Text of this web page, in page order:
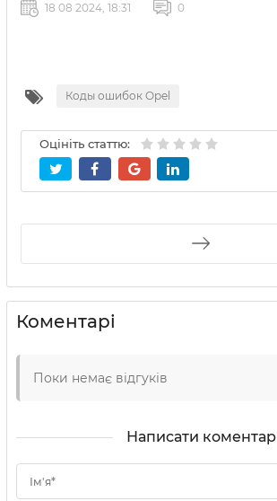
18 08 2024, 18:31 0
Коды ошибок Opel
Оцініть статтю:
Коментарі
Поки немає відгуків
Написати коментар
Ім'я*